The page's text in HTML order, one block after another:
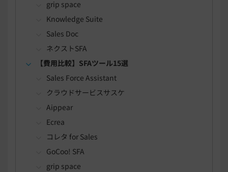
grip space
Knowledge Suite
Sales Doc
ネクストSFA
【費用比較】SFAツール15選
Sales Force Assistant
クラウドサービスサスケ
Aippear
Ecrea
コレタ for Sales
GoCoo! SFA
grip space